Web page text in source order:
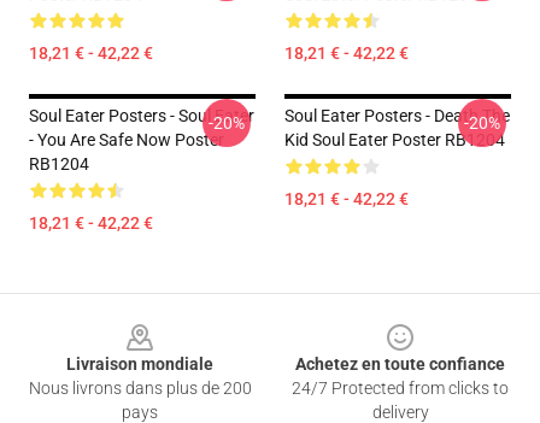
18,21 € - 42,22 € 18,21 € - 42,22 €
Soul Eater Posters - Soul Eater
- You Are Safe Now Poster
RB1204
18,21 € - 42,22 €
-20%
Soul Eater Posters - Death The
Kid Soul Eater Poster RB1204
18,21 € - 42,22 €
-20%
Livraison mondiale
Nous livrons dans plus de 200
pays
Achetez en toute confiance
24/7 Protected from clicks to
delivery